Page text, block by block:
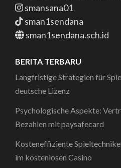
smansana01
sman1sendana
sman1sendana.sch.id
BERITA TERBARU
Langfristige Strategien für
deutsche Lizenz
Psychologische Aspekte:
Bezahlen mit paysafecard
Kosteneffiziente
im kostenlosen Casino